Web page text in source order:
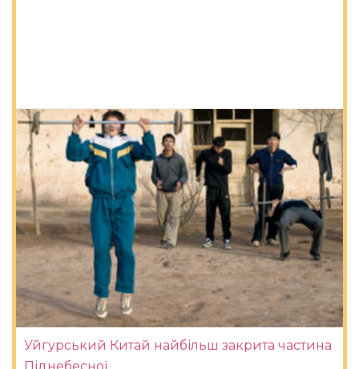
Уйгурський Китай найбільш закрита частина